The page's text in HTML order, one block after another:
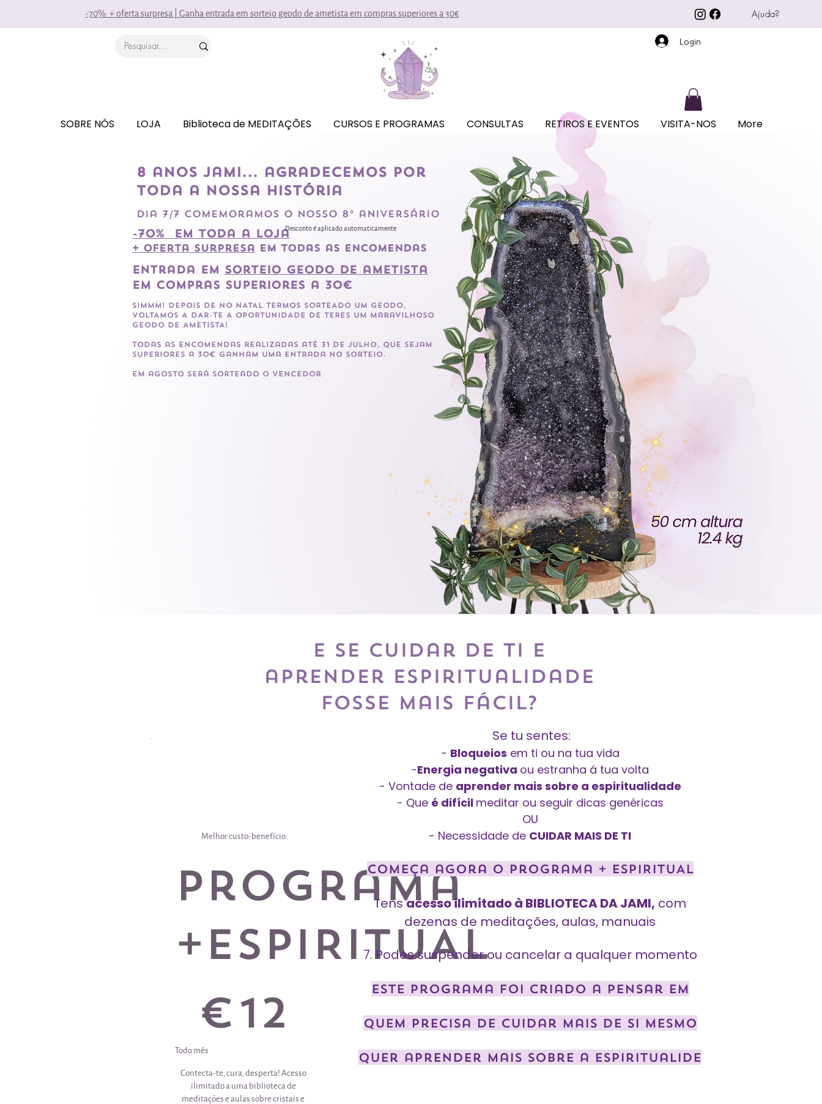
-70% + oferta surpresa | Ganha entrada em sorteio geodo de ametista em compras superiores a 30€ Ajuda?
Login
SOBRE NÓS LOJA Biblioteca de MEDITAÇÕES CURSOS E PROGRAMAS CONSULTAS RETIROS E EVENTOS VISITA-NOS More
8 anos jami... agradecemos por
toda a nossa história
dia 7/7 comemoramos o nosso 8º aniversário
-70% em toda a lojaDesconto é aplicado automaticamente
+ Oferta surpresa em todas as encomendas
entrada em sorteio geodo de ametista
em compras superiores a 30€
SIMMM! dEPOIS DE NO NATAL TERMOS SORTEADO UM GEODO,
VOLTAMOS A DAR-TE A OPORTUNIDADE DE TERES UM maravilhoso
geodo DE AMETISTA!
Todas as encomendas realizadas até 31 de julho, que sejam
superiores a 30€ ganham uma entrada no sorteio.
Em agosto será sorteado o vencedor
E se cuidar de ti e
aprender espiritualidade
fosse mais fácil?
Melhor custo-benefício
Programa
+ESPIRITUAL
€12
Todo mês
Contecta-te, cura, desperta! Acesso
ilimitado a uma biblioteca de
meditações e aulas sobre cristais e
Se tu sentes:
- Bloqueios em ti ou na tua vida
-Energia negativa ou estranha á tua volta
- Vontade de aprender mais sobre a espiritualidade
- Que é difícil meditar ou seguir dicas genéricas
OU
- Necessidade de CUIDAR MAIS DE TI
Começa agora o programa + ESPIRITUAL
Tensacesso ilimitado à BIBLIOTECA DA JAMI, com
dezenas de meditações, aulas, manuais
7. Podes suspender ou cancelar a qualquer momento
Este programa foi criado a pensar em
quem precisa de cuidar mais de si mesmo
quer aprender mais sobre a espiritualidE